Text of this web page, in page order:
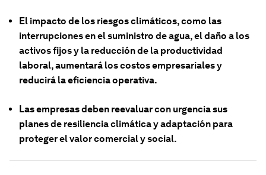
El impacto de los riesgos climáticos, como las
interrupciones en el suministro de agua, el daño a los
activos fijos y la reducción de la productividad
laboral, aumentará los costos empresariales y
reducirá la eficiencia operativa.
Las empresas deben reevaluar con urgencia sus
planes de resiliencia climática y adaptación para
proteger el valor comercial y social.